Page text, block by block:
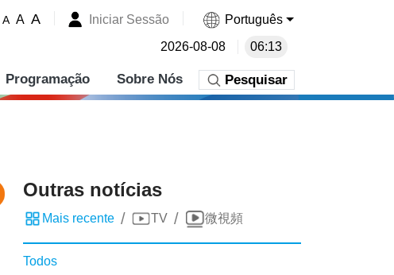
A A A Iniciar Sessão Português
2026-08-08 06:13
Programação Sobre Nós Pesquisar
Outras notícias
Mais recente / TV / 微視頻
Todos